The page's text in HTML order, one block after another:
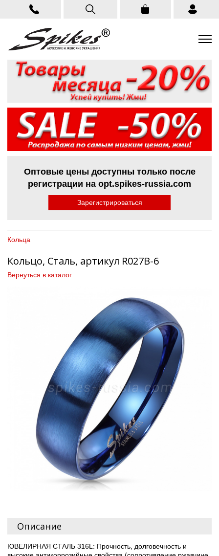
Оптовые цены доступны только после
регистрации на opt.spikes-russia.com
Зарегистрироваться
Кольца
Кольцо, Сталь, артикул R027B-6
Вернуться в каталог
Описание
ЮВЕЛИРНАЯ СТАЛЬ 316L: Прочность, долговечность и